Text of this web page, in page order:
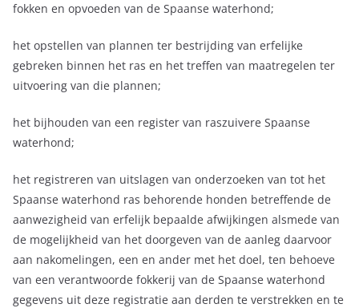
fokken en opvoeden van de Spaanse waterhond;
het opstellen van plannen ter bestrijding van erfelijke
gebreken binnen het ras en het treffen van maatregelen ter
uitvoering van die plannen;
het bijhouden van een register van raszuivere Spaanse
waterhond;
het registreren van uitslagen van onderzoeken van tot het
Spaanse waterhond ras behorende honden betreffende de
aanwezigheid van erfelijk bepaalde afwijkingen alsmede van
de mogelijkheid van het doorgeven van de aanleg daarvoor
aan nakomelingen, een en ander met het doel, ten behoeve
van een verantwoorde fokkerij van de Spaanse waterhond
gegevens uit deze registratie aan derden te verstrekken en te